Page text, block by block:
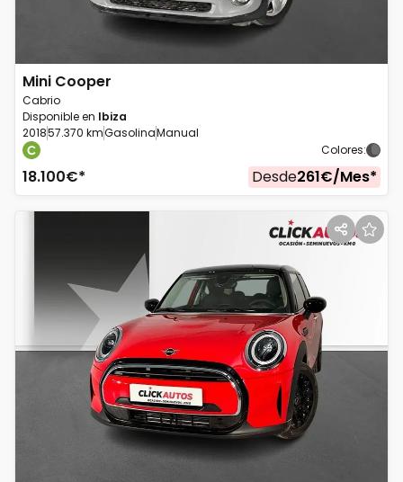
Mini Cooper
Cabrio
Disponible en Ibiza
201857.370 kmGasolinaManual
Colores:
18.100€* Desde261€/Mes*